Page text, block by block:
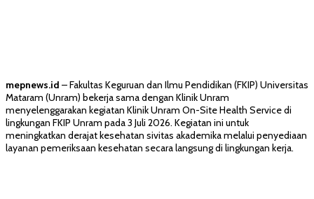
mepnews.id – Fakultas Keguruan dan Ilmu Pendidikan (FKIP) Universitas
Mataram (Unram) bekerja sama dengan Klinik Unram
menyelenggarakan kegiatan Klinik Unram On-Site Health Service di
lingkungan FKIP Unram pada 3 Juli 2026. Kegiatan ini untuk
meningkatkan derajat kesehatan sivitas akademika melalui penyediaan
layanan pemeriksaan kesehatan secara langsung di lingkungan kerja.